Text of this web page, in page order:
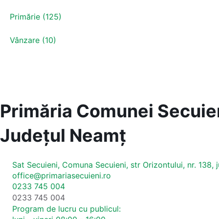
Primărie (125)
Vânzare (10)
Primăria Comunei
Județul Neamț
Sat Secuieni, Comuna Secuieni, str Orizontului, nr. 138,
office@primariasecuieni.ro
0233 745 004
0233 745 004
Program de lucru cu publicul: